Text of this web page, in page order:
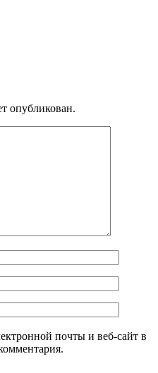
опубликован.
почты и веб-сайт в